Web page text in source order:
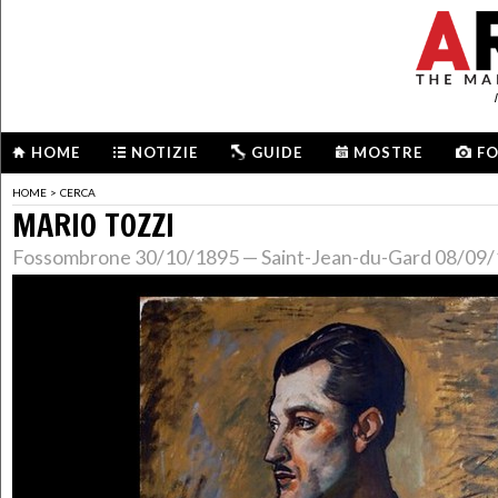
HOME NOTIZIE GUIDE MOSTRE
HOME > CERCA
MARIO TOZZI
Fossombrone 30/10/1895 — Saint-Jean-du-Gard 08/